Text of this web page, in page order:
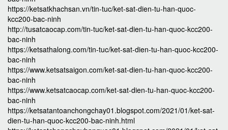
https://ketsatkhachsan.vn/tin-tuc/ket-sat-dien-tu-han-quoc-
kcc200-bac-ninh
http://tusatcaocap.com/tin-tuc/ket-sat-dien-tu-han-quoc-kcc200-
bac-ninh
https://ketsathalong.com/tin-tuc/ket-sat-dien-tu-han-quoc-kcc200-
bac-ninh
https://www.ketsatsaigon.com/ket-sat-dien-tu-han-quoc-kcc200-
bac-ninh
https://www.ketsatcaocap.com/ket-sat-dien-tu-han-quoc-kcc200-
bac-ninh
https://ketsatantoanchongchay01.blogspot.com/2021/01/ket-sat-
dien-tu-han-quoc-kcc200-bac-ninh.html